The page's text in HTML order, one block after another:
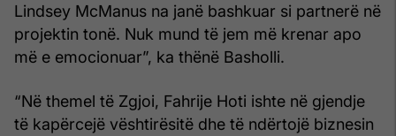
Lindsey McManus na janë bashkuar si partnerë në
projektin tonë. Nuk mund të jem më krenar apo
më e emocionuar”, ka thënë Basholli.
“Në themel të Zgjoi, Fahrije Hoti ishte në gjendje
të kapërcejë vështirësitë dhe të ndërtojë biznesin